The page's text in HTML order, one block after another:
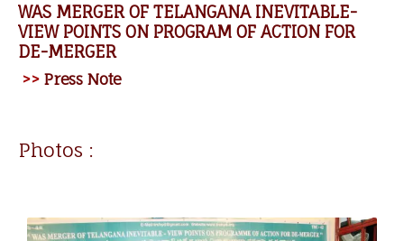
WAS MERGER OF TELANGANA INEVITABLE-
VIEW POINTS ON PROGRAM OF ACTION FOR
DE-MERGER
>> Press Note
Photos :